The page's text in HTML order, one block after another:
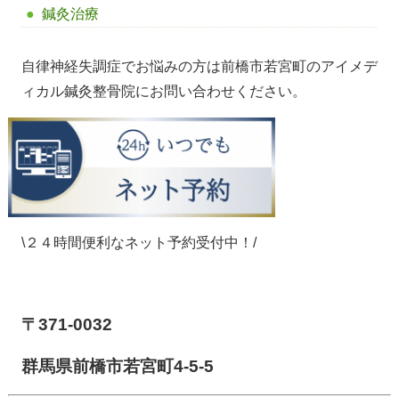
鍼灸治療
自律神経失調症でお悩みの方は前橋市若宮町のアイメデ
ィカル鍼灸整骨院にお問い合わせください。
\２４時間便利なネット予約受付中！/
〒371-0032
群馬県前橋市若宮町4-5-5